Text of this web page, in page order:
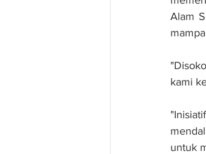
Alam
kami
untuk